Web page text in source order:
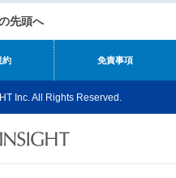
先頭へ
約 免責事項
Inc. All Rights Reserved.